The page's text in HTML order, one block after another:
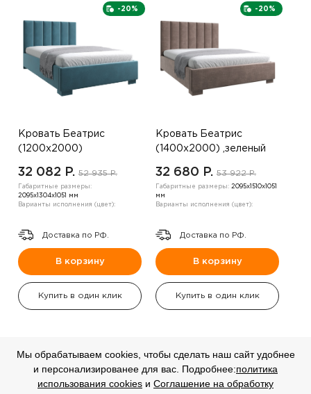
-20%
Кровать Беатрис
(1200х2000)
32 082 P. 52 935 P.
Габаритные размеры:
2095х1304х1051 мм
Варианты исполнения (цвет):
Доставка по РФ.
В корзину
Купить в один клик
-20%
Кровать Беатрис
(1400х2000) ,зеленый
32 680 P. 53 922 P.
Габаритные размеры: 2095х1510х1051
мм
Варианты исполнения (цвет):
Доставка по РФ.
В корзину
Купить в один клик
-20%
СКИДКА
-20%
СКИДКА
Мы обрабатываем cookies, чтобы сделать наш сайт удобнее
и персонализированее для вас. Подробнее:политика
использования cookies и Соглашение на обработку